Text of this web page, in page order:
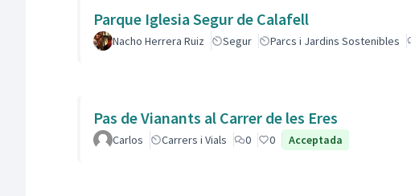
Parque Iglesia Segur de Calafell
Nacho Herrera Ruiz Segur Parcs i Jardins Sostenibles
Pas de Vianants al Carrer de les Eres
Carlos Carrers i Vials 0 0 Acceptada